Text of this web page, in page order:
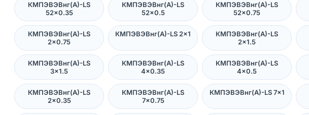
КМПЭВЭВнг(А)-LS
52×0.35
КМПЭВЭВнг(А)-LS
52×0.5
КМПЭВЭВнг(А)-LS
52×0.75
КМПЭВЭВнг(А)-LS
2×0.75
КМПЭВЭВнг(А)-LS 2×1
КМПЭВЭВнг(А)-LS
2×1.5
КМПЭВЭВнг(А)-LS
3×1.5
КМПЭВЭВнг(А)-LS
4×0.35
КМПЭВЭВнг(А)-LS
4×0.5
КМПЭВЭВнг(А)-LS
2×0.35
КМПЭВЭВнг(А)-LS
7×0.75
КМПЭВЭВнг(А)-LS 7×1